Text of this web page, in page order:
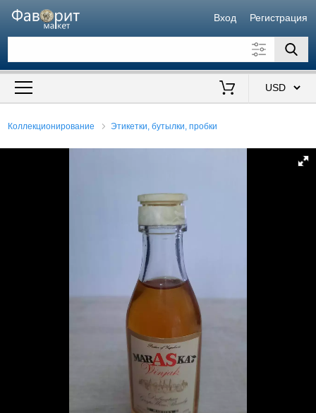
Вход Регистрация
Искать также в описании
Коллекционирование Этикетки, бутылки, пробки